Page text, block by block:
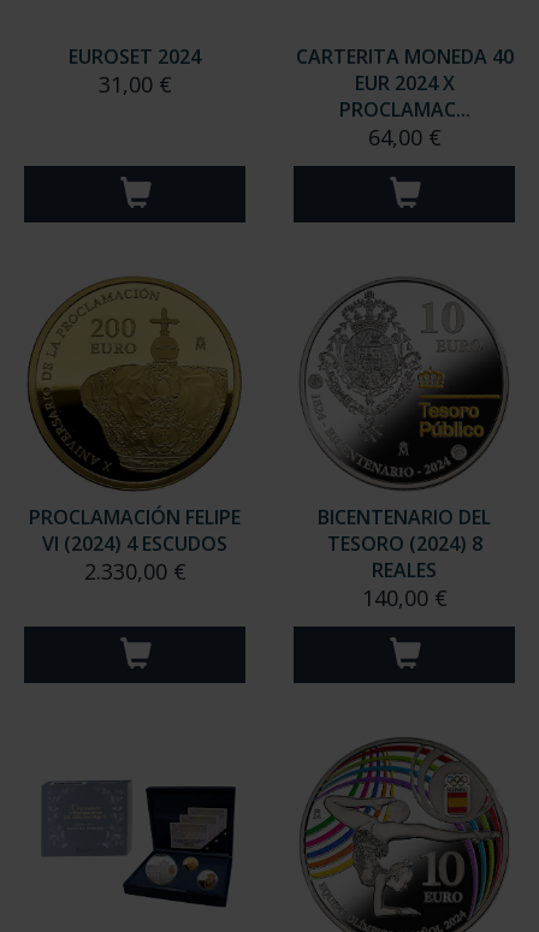
EUROSET 2024
31,00 €
CARTERITA MONEDA 40
EUR 2024 X
PROCLAMAC...
64,00 €
PROCLAMACIÓN FELIPE
VI (2024) 4 ESCUDOS
2.330,00 €
BICENTENARIO DEL
TESORO (2024) 8
REALES
140,00 €